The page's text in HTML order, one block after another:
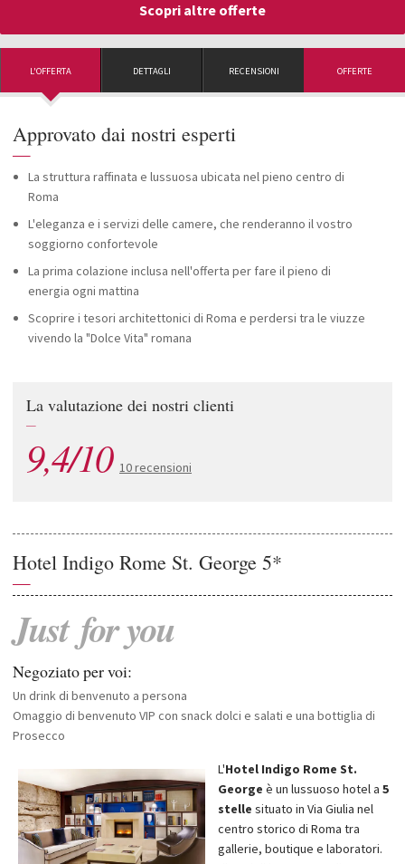
Scopri altre offerte
L'OFFERTA DETTAGLI RECENSIONI OFFERTE
Approvato dai nostri esperti
—
La struttura raffinata e lussuosa ubicata nel pieno centro di
Roma
L'eleganza e i servizi delle camere, che renderanno il vostro
soggiorno confortevole
La prima colazione inclusa nell'offerta per fare il pieno di
energia ogni mattina
Scoprire i tesori architettonici di Roma e perdersi tra le viuzze
vivendo la "Dolce Vita" romana
La valutazione dei nostri clienti
—
9,4/10 10 recensioni
Hotel Indigo Rome St. George 5*
—
Just foryou
Negoziato per voi:
Un drink di benvenuto a persona
Omaggio di benvenuto VIP con snack dolci e salati e una bottiglia di
Prosecco
L'Hotel Indigo Rome St.
George è un lussuoso hotel a 5
stelle situato in Via Giulia nel
centro storico di Roma tra
gallerie, boutique e laboratori.